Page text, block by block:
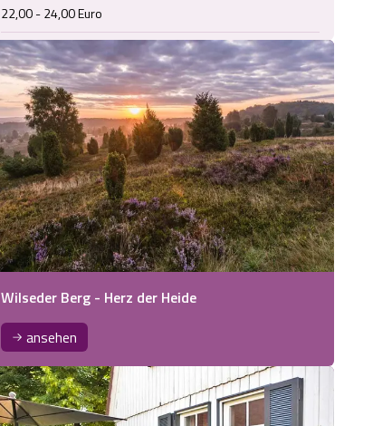
22,00 - 24,00 Euro
Wilseder Berg - Herz der Heide
ansehen